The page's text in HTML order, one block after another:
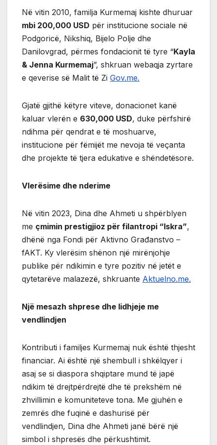
Në vitin 2010, familja Kurmemaj kishte dhuruar
mbi 200,000 USD për institucione sociale në
Podgoricë, Nikshiq, Bijelo Polje dhe
Danilovgrad, përmes fondacionit të tyre “Kayla
& Jenna Kurmemaj”, shkruan webaqja zyrtare
e qeverise së Malit të Zi Gov.me.
Gjatë gjithë këtyre viteve, donacionet kanë
kaluar vlerën e 630,000 USD, duke përfshirë
ndihma për qendrat e të moshuarve,
institucione për fëmijët me nevoja të veçanta
dhe projekte të tjera edukative e shëndetësore.
Vlerësime dhe nderime
Në vitin 2023, Dina dhe Ahmeti u shpërblyen
me çmimin prestigjioz për filantropi “Iskra”,
dhënë nga Fondi për Aktivno Građanstvo –
fAKT. Ky vlerësim shënon një mirënjohje
publike për ndikimin e tyre pozitiv në jetët e
qytetarëve malazezë, shkruante Aktuelno.me.
Një mesazh shprese dhe lidhjeje me
vendlindjen
Kontributi i familjes Kurmemaj nuk është thjesht
financiar. Ai është një shembull i shkëlqyer i
asaj se si diaspora shqiptare mund të japë
ndikim të drejtpërdrejtë dhe të prekshëm në
zhvillimin e komuniteteve tona. Me gjuhën e
zemrës dhe fuqinë e dashurisë për
vendlindjen, Dina dhe Ahmeti janë bërë një
simbol i shpresës dhe përkushtimit.